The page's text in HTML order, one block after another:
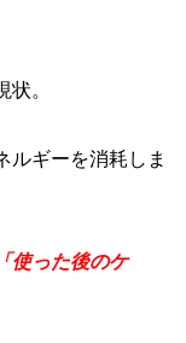
。
ルギーを消耗しま
使った後のケ